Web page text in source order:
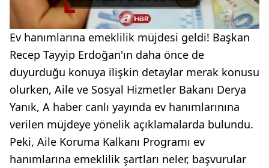
Ev hanımlarına emeklilik müjdesi geldi! Başkan
Recep Tayyip Erdoğan'ın daha önce de
duyurduğu konuya ilişkin detaylar merak konusu
olurken, Aile ve Sosyal Hizmetler Bakanı Derya
Yanık, A haber canlı yayında ev hanımlarınına
verilen müjdeye yönelik açıklamalarda bulundu.
Peki, Aile Koruma Kalkanı Programı ev
hanımlarına emeklilik şartları neler, başvurular